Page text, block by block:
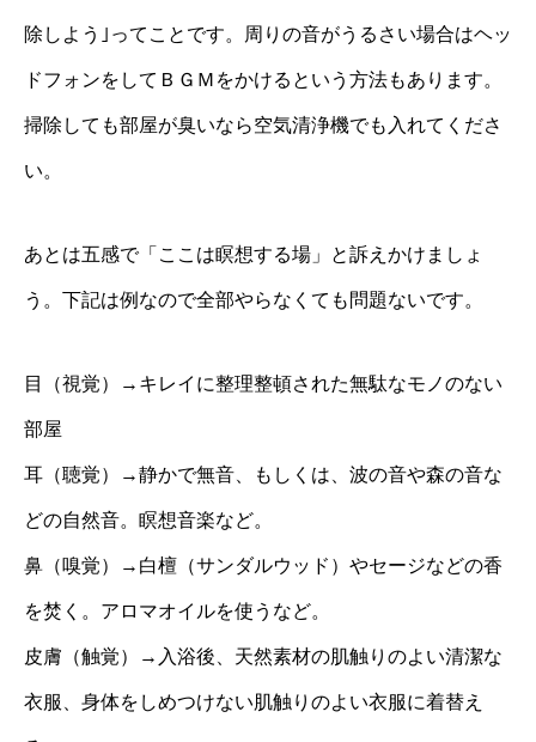
除しよう｣ってことです。周りの音がうるさい場合はヘッ
ドフォンをしてＢＧＭをかけるという方法もあります。
掃除しても部屋が臭いなら空気清浄機でも入れてくださ
い。
あとは五感で「ここは瞑想する場」と訴えかけましょ
う。下記は例なので全部やらなくても問題ないです。
目（視覚）→キレイに整理整頓された無駄なモノのない
部屋
耳（聴覚）→静かで無音、もしくは、波の音や森の音な
どの自然音。瞑想音楽など。
鼻（嗅覚）→白檀（サンダルウッド）やセージなどの香
を焚く。アロマオイルを使うなど。
皮膚（触覚）→入浴後、天然素材の肌触りのよい清潔な
衣服、身体をしめつけない肌触りのよい衣服に着替え